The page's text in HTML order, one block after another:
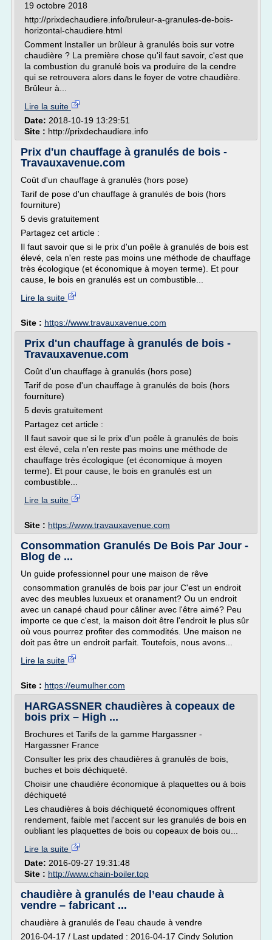
19 octobre 2018
http://prixdechaudiere.info/bruleur-a-granules-de-bois-
horizontal-chaudiere.html
Comment Installer un brûleur à granulés bois sur votre
chaudière ? La première chose qu'il faut savoir, c'est que
la combustion du granulé bois va produire de la cendre
qui se retrouvera alors dans le foyer de votre chaudière.
Brûleur à...
Lire la suite
Date: 2018-10-19 13:29:51
Site : http://prixdechaudiere.info
Prix d'un chauffage à granulés de bois -
Travauxavenue.com
Coût d'un chauffage à granulés (hors pose)
Tarif de pose d'un chauffage à granulés de bois (hors
fourniture)
5 devis gratuitement
Partagez cet article :
Il faut savoir que si le prix d'un poêle à granulés de bois est
élevé, cela n'en reste pas moins une méthode de chauffage
très écologique (et économique à moyen terme). Et pour
cause, le bois en granulés est un combustible...
Lire la suite
Site : https://www.travauxavenue.com
Prix d'un chauffage à granulés de bois -
Travauxavenue.com
Coût d'un chauffage à granulés (hors pose)
Tarif de pose d'un chauffage à granulés de bois (hors
fourniture)
5 devis gratuitement
Partagez cet article :
Il faut savoir que si le prix d'un poêle à granulés de bois
est élevé, cela n'en reste pas moins une méthode de
chauffage très écologique (et économique à moyen
terme). Et pour cause, le bois en granulés est un
combustible...
Lire la suite
Site : https://www.travauxavenue.com
Consommation Granulés De Bois Par Jour -
Blog de ...
Un guide professionnel pour une maison de rêve
consommation granulés de bois par jour C'est un endroit
avec des meubles luxueux et oranament? Ou un endroit
avec un canapé chaud pour câliner avec l'être aimé? Peu
importe ce que c'est, la maison doit être l'endroit le plus sûr
où vous pourrez profiter des commodités. Une maison ne
doit pas être un endroit parfait. Toutefois, nous avons...
Lire la suite
Site : https://eumulher.com
HARGASSNER chaudières à copeaux de
bois prix – High ...
Brochures et Tarifs de la gamme Hargassner -
Hargassner France
Consulter les prix des chaudières à granulés de bois,
buches et bois déchiqueté.
Choisir une chaudière économique à plaquettes ou à bois
déchiqueté
Les chaudières à bois déchiqueté économiques offrent
rendement, faible met l'accent sur les granulés de bois en
oubliant les plaquettes de bois ou copeaux de bois ou...
Lire la suite
Date: 2016-09-27 19:31:48
Site : http://www.chain-boiler.top
chaudière à granulés de l’eau chaude à
vendre – fabricant ...
chaudière à granulés de l'eau chaude à vendre
2016-04-17 / Last updated : 2016-04-17 Cindy Solution